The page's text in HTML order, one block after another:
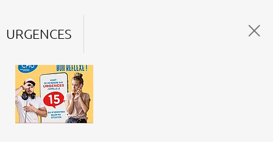
URGENCES